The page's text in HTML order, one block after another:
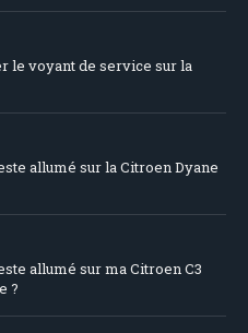
le voyant de service sur la
allumé sur la Citroen Dyane
allumé sur ma Citroen C3
?